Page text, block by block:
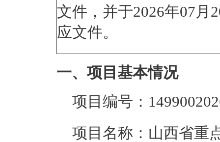
文件，并于2026年07月
应文件。
一、项目基本情况
项目编号：
项目名称： 山西省重